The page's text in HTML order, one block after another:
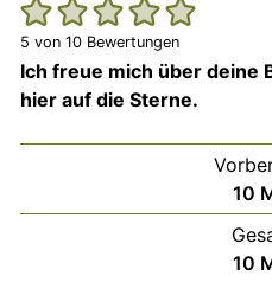
5 von10 Bewertungen
Ich freue mich über deine Bewertung. Klicke einfach
hier auf die Sterne.
10
10